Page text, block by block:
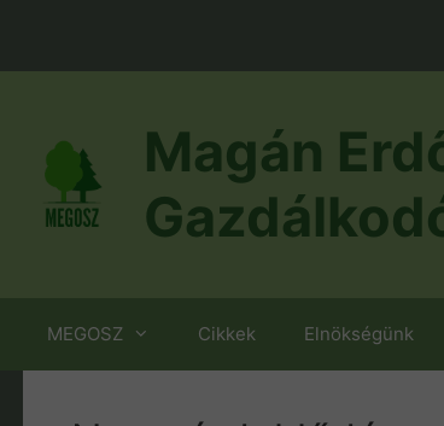
Magán
MEGOSZ Cikkek Elnökségünk